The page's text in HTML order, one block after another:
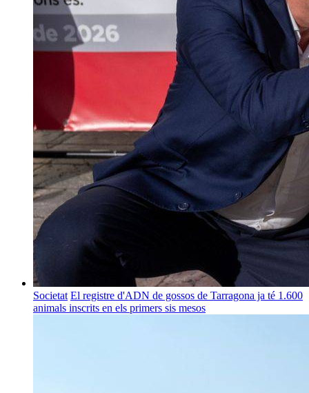
Societat El registre d'ADN de gossos de Tarragona ja té 1.600
animals inscrits en els primers sis mesos